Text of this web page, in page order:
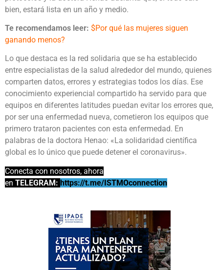
bien, estará lista en un año y medio.
Te recomendamos leer: $Por qué las mujeres siguen
ganando menos?
Lo que destaca es la red solidaria que se ha establecido
entre especialistas de la salud alrededor del mundo, quienes
comparten datos, errores y estrategias todos los días. Ese
conocimiento experiencial compartido ha servido para que
equipos en diferentes latitudes puedan evitar los errores que,
por ser una enfermedad nueva, cometieron los equipos que
primero trataron pacientes con esta enfermedad. En
palabras de la doctora Henao: «La solidaridad científica
global es lo único que puede detener el coronavirus».
Conecta con nosotros, ahora
en TELEGRAM: https://t.me/ISTMOconnection